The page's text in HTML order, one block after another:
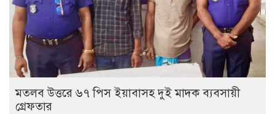
মতলব উত্তরে ৬৭ পিস ইয়াবাসহ দুই মাদক ব্যবসায়ী
গ্রেফতার